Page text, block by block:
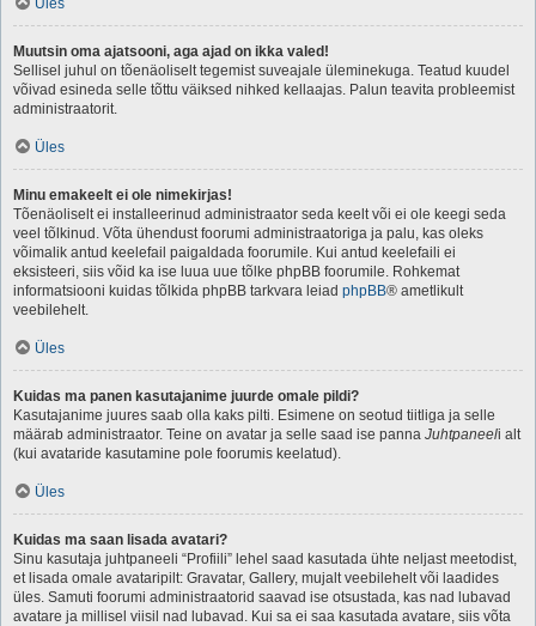
Üles
Muutsin oma ajatsooni, aga ajad on ikka valed!
Sellisel juhul on tõenäoliselt tegemist suveajale üleminekuga. Teatud kuudel
võivad esineda selle tõttu väiksed nihked kellaajas. Palun teavita probleemist
administraatorit.
Üles
Minu emakeelt ei ole nimekirjas!
Tõenäoliselt ei installeerinud administraator seda keelt või ei ole keegi seda
veel tõlkinud. Võta ühendust foorumi administraatoriga ja palu, kas oleks
võimalik antud keelefail paigaldada foorumile. Kui antud keelefaili ei
eksisteeri, siis võid ka ise luua uue tõlke phpBB foorumile. Rohkemat
informatsiooni kuidas tõlkida phpBB tarkvara leiad phpBB® ametlikult
veebilehelt.
Üles
Kuidas ma panen kasutajanime juurde omale pildi?
Kasutajanime juures saab olla kaks pilti. Esimene on seotud tiitliga ja selle
määrab administraator. Teine on avatar ja selle saad ise panna Juhtpaneeli alt
(kui avataride kasutamine pole foorumis keelatud).
Üles
Kuidas ma saan lisada avatari?
Sinu kasutaja juhtpaneeli “Profiili” lehel saad kasutada ühte neljast meetodist,
et lisada omale avataripilt: Gravatar, Gallery, mujalt veebilehelt või laadides
üles. Samuti foorumi administraatorid saavad ise otsustada, kas nad lubavad
avatare ja millisel viisil nad lubavad. Kui sa ei saa kasutada avatare, siis võta